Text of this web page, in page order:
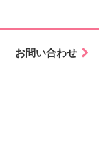
お問い合わせ